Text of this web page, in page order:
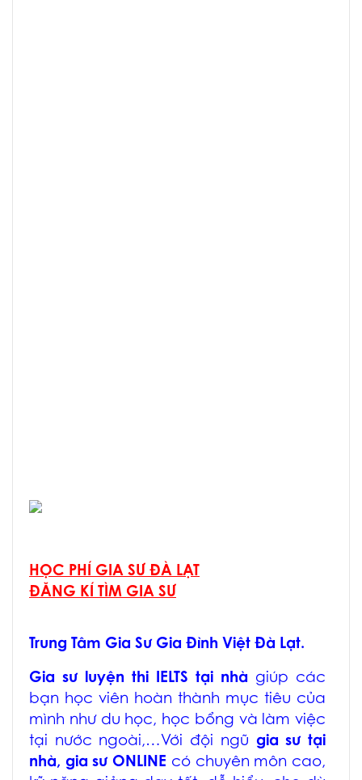
HỌC PHÍ GIA SƯ ĐÀ LẠT
ĐĂNG KÍ TÌM GIA SƯ
Trung Tâm Gia Sư Gia Đình Việt Đà Lạt.
Gia sư luyện thi IELTS tại nhà giúp các
bạn học viên hoàn thành mục tiêu của
mình như du học, học bổng và làm việc
tại nước ngoài,…Với đội ngũ gia sư tại
nhà, gia sư ONLINE có chuyên môn cao,